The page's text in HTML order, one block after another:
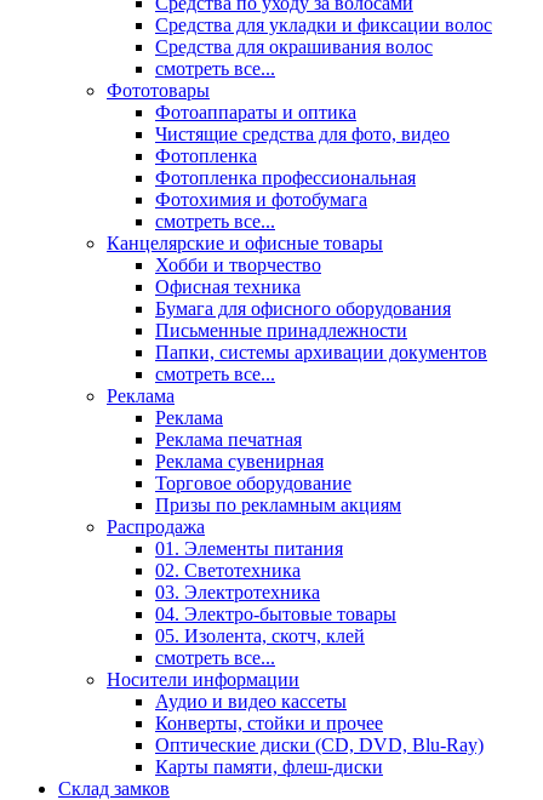
Средства для укладки и фиксации волос
Средства для окрашивания волос
смотреть все...
Фототовары
Фотоаппараты и оптика
Чистящие средства для фото, видео
Фотопленка
Фотопленка профессиональная
Фотохимия и фотобумага
смотреть все...
Канцелярские и офисные товары
Хобби и творчество
Офисная техника
Бумага для офисного оборудования
Письменные принадлежности
Папки, системы архивации документов
смотреть все...
Реклама
Реклама
Реклама печатная
Реклама сувенирная
Торговое оборудование
Призы по рекламным акциям
Распродажа
01. Элементы питания
02. Светотехника
03. Электротехника
04. Электро-бытовые товары
05. Изолента, скотч, клей
смотреть все...
Носители информации
Аудио и видео кассеты
Конверты, стойки и прочее
Оптические диски (CD, DVD, Blu-Ray)
Карты памяти, флеш-диски
Склад замков